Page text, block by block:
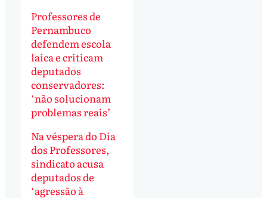
Professores de
Pernambuco
defendem escola
laica e criticam
deputados
conservadores:
‘não solucionam
problemas reais’
Na véspera do Dia
dos Professores,
sindicato acusa
deputados de
‘agressão à